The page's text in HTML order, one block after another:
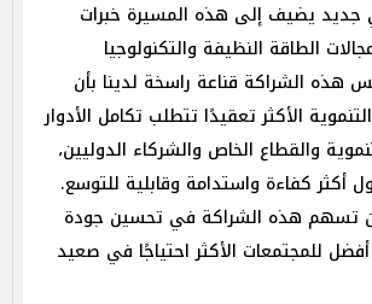
جديد يضيف إلى هذه المسيرة خبرات
الطاقة النظيفة والتكنولوجيا
هذه الشراكة قناعة راسخة لدينا بأن
الأكثر تعقيدًا تتطلب تكامل الأدوار
والقطاع الخاص والشركاء الدوليين،
أكثر كفاءة واستدامة وقابلية للتوسع.
تسهم هذه الشراكة في تحسين جودة
للمجتمعات الأكثر احتياجًا في صعيد